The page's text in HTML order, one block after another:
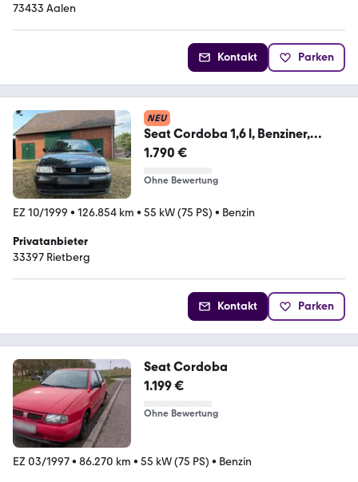
73433 Aalen
Kontakt Parken
NEU
Seat Cordoba 1,6 l, Benziner,
Rentnerfahrz...
1.790 €
Ohne Bewertung
EZ 10/1999 • 126.854 km • 55 kW (75 PS) • Benzin
Privatanbieter
33397 Rietberg
Kontakt Parken
Seat Cordoba
1.199 €
Ohne Bewertung
EZ 03/1997• 86.270 km • 55 kW (75 PS) • Benzin